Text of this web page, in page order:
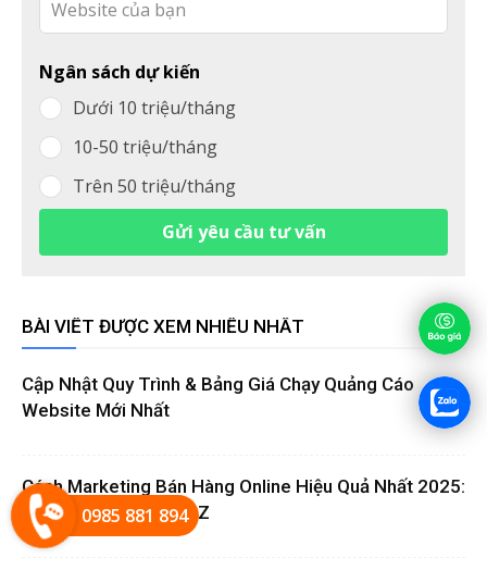
Ngân sách dự kiến
Dưới 10 triệu/tháng
10-50 triệu/tháng
Trên 50 triệu/tháng
Gửi yêu cầu tư vấn
BÀI VIẾT ĐƯỢC XEM NHIỀU NHẤT
Cập Nhật Quy Trình & Bảng Giá Chạy Quảng Cáo
Website Mới Nhất
Cách Marketing Bán Hàng Online Hiệu Quả Nhất 2025:
Hướng Dẫn Từ A Đến Z
0985 881 894